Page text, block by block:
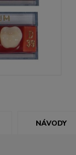
NÁVODY